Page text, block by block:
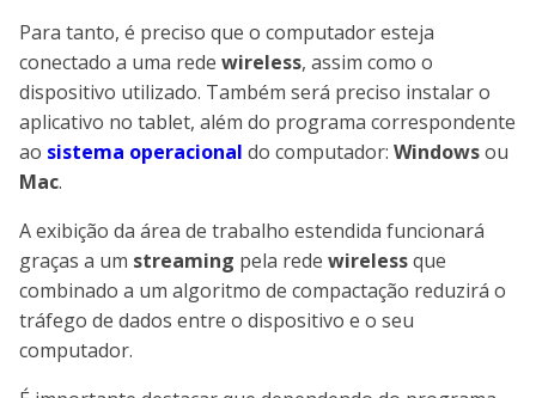
Para tanto, é preciso que o computador esteja
conectado a uma rede wireless, assim como o
dispositivo utilizado. Também será preciso instalar o
aplicativo no tablet, além do programa correspondente
ao sistema operacional do computador: Windowsou
Mac.
A exibição da área de trabalho estendida funcionará
graças a um streaming pela rede wirelessque
combinado a um algoritmo de compactação reduzirá o
tráfego de dados entre o dispositivo e o seu
computador.